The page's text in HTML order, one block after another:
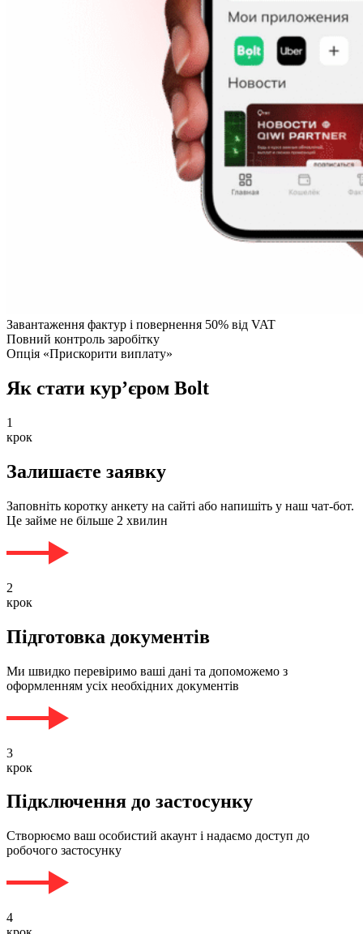
Завантаження фактур і повернення 50% від VAT
Повний контроль заробітку
Опція «Прискорити виплату»
Як стати кур’єром Bolt
1
крок
Залишаєте заявку
Заповніть коротку анкету на сайті або напишіть у наш чат-бот.
Це займе не більше 2 хвилин
2
крок
Підготовка документів
Ми швидко перевіримо ваші дані та допоможемо з
оформленням усіх необхідних документів
3
крок
Підключення до застосунку
Створюємо ваш особистий акаунт і надаємо доступ до
робочого застосунку
4